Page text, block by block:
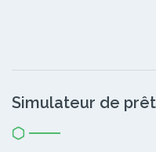
Simulateur de prêt